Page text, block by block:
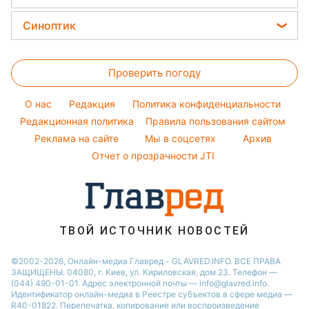
Новости Житомира
Новости Черкассы
Алла Пугачева
Максим Галкин
Настя Каменских
Красивый маникюр
Народные приметы
Стирка
Денежная помощь
Тарифы
Курс валют
Закуски
Салаты
Простые блюда
Легкие десерты
Напитки
Праздничное меню
Синоптик
Магнитные бури
Погода на сегодня
Погода на завтра
Пылевая буря
Проверить погоду
O нас Редакция
Политика конфиденциальности
Редакционная политика
Правила пользования сайтом
Реклама на сайте
Мы в соцсетях
Архив
Отчет о прозрачности JTI
ТВОЙ ИСТОЧНИК НОВОСТЕЙ
©2002-2026, Онлайн-медиа Главред - GLAVRED.INFO. ВСЕ ПРАВА
ЗАЩИЩЕНЫ. 04080, г. Киев, ул. Кириловская, дом 23. Телефон —
(044) 490-01-01. Адрес электронной почты — info@glavred.info.
Идентификатор онлайн-медиа в Реестре cубъектов в сфере медиа —
R40-01822. Перепечатка, копирование или воспроизведение